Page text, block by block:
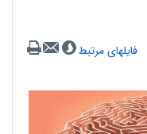
فایلهای مرتبط